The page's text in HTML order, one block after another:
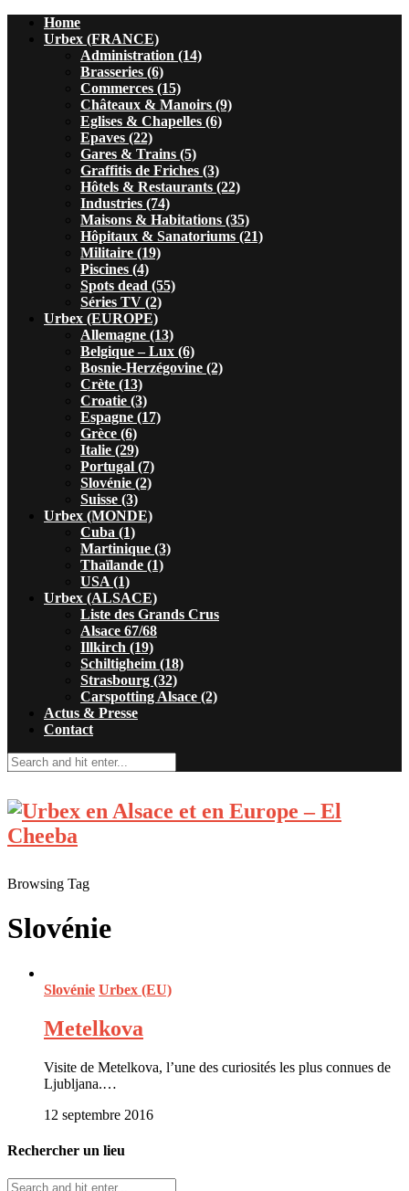
Home
Urbex (FRANCE)
Administration (14)
Brasseries (6)
Commerces (15)
Châteaux & Manoirs (9)
Eglises & Chapelles (6)
Epaves (22)
Gares & Trains (5)
Graffitis de Friches (3)
Hôtels & Restaurants (22)
Industries (74)
Maisons & Habitations (35)
Hôpitaux & Sanatoriums (21)
Militaire (19)
Piscines (4)
Spots dead (55)
Séries TV (2)
Urbex (EUROPE)
Allemagne (13)
Belgique – Lux (6)
Bosnie-Herzégovine (2)
Crète (13)
Croatie (3)
Espagne (17)
Grèce (6)
Italie (29)
Portugal (7)
Slovénie (2)
Suisse (3)
Urbex (MONDE)
Cuba (1)
Martinique (3)
Thaïlande (1)
USA (1)
Urbex (ALSACE)
Liste des Grands Crus
Alsace 67/68
Illkirch (19)
Schiltigheim (18)
Strasbourg (32)
Carspotting Alsace (2)
Actus & Presse
Contact
Browsing Tag
Slovénie
Slovénie Urbex (EU)
Metelkova
Visite de Metelkova, l’une des curiosités les plus connues de
Ljubljana.…
12 septembre 2016
Rechercher un lieu